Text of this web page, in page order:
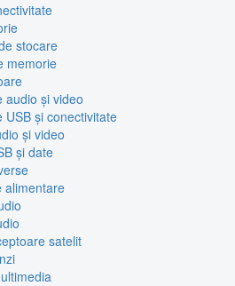
stocare
memorie
audio și video
USB și conectivitate
și video
și date
alimentare
satelit